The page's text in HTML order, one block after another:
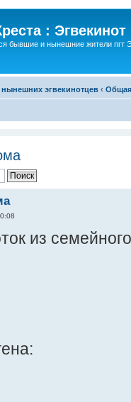
: Эгвекинот
бывшие и нынешние жители пгт
эгвекинотцев ‹ Общая
из